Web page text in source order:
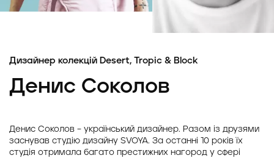
Дизайнер колекцій Desert, Tropic & Block
Денис Соколов
Денис Соколов – український дизайнер. Разом із друзями
заснував студію дизайну SVOYA. За останні 10 років їх
студія отримала багато престижних нагород у сфері